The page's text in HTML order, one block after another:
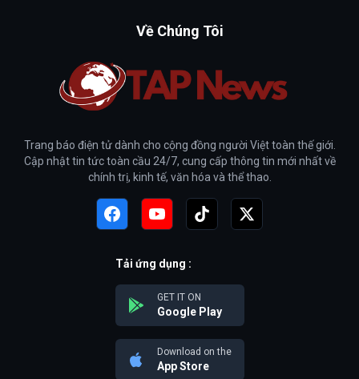
Về Chúng Tôi
Trang báo điện tử dành cho cộng đồng người Việt toàn thế giới.
Cập nhật tin tức toàn cầu 24/7, cung cấp thông tin mới nhất về
chính trị, kinh tế, văn hóa và thể thao.
Tải ứng dụng :
GET IT ON
Google Play
Download on the
App Store